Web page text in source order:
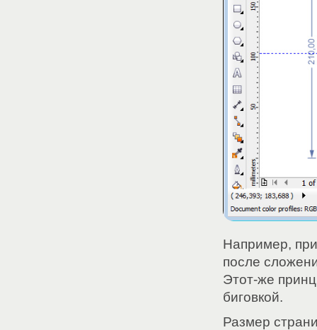
Например,
после
Этот-же
биговкой.
Размер